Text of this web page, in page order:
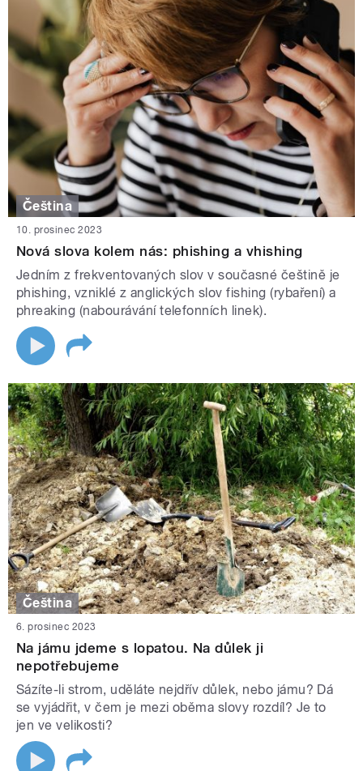
Čeština
10. prosinec 2023
Nová slova kolem nás: phishing a vhishing
Jedním z frekventovaných slov v současné češtině je
phishing, vzniklé z anglických slov fishing (rybaření) a
phreaking (nabourávání telefonních linek).
Čeština
6. prosinec 2023
Na jámu jdeme s lopatou. Na důlek ji
nepotřebujeme
Sázíte-li strom, uděláte nejdřív důlek, nebo jámu? Dá
se vyjádřit, v čem je mezi oběma slovy rozdíl? Je to
jen ve velikosti?